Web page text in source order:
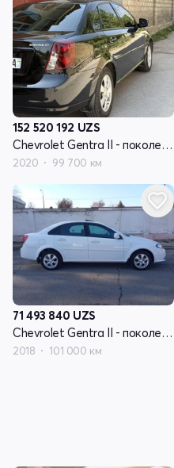
152 520 192 UZS
Chevrolet Gentra II - поколение
2020 99 700 км
71 493 840 UZS
Chevrolet Gentra II - поколение
2018 101 000 км